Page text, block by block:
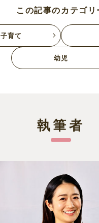
この記事のカテゴリ
子育て
幼児
執筆者